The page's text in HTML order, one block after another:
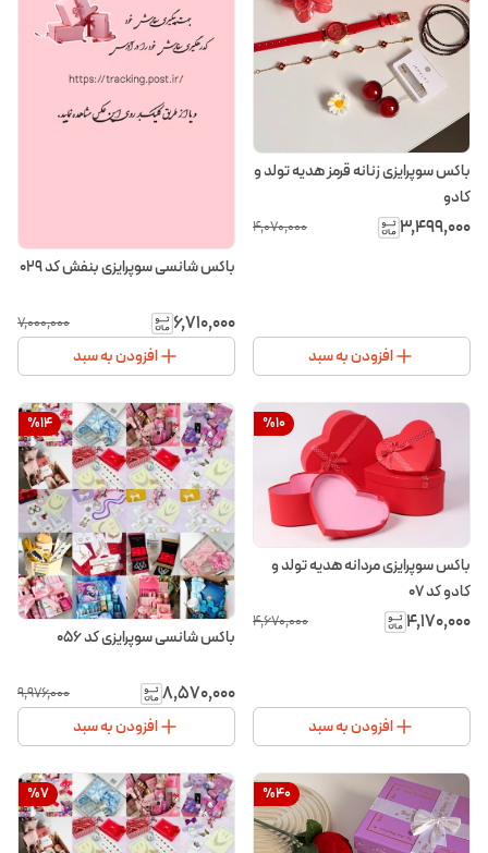
باکس سوپرایزی زنانه قرمز هدیه تولد و
کادو
۳٬۴۹۹٬۰۰۰ ۴٬۰۷۰٬۰۰۰
افزودن به سبد
باکس شانسی سوپرایزی بنفش کد ۰۲۹
۶٬۷۱۰٬۰۰۰ ۷٬۰۰۰٬۰۰۰
افزودن به سبد
%10
باکس سوپرایزی مردانه هدیه تولد و
کادو کد ۰۷
۴٬۱۷۰٬۰۰۰ ۴٬۶۷۰٬۰۰۰
افزودن به سبد
%14
باکس شانسی سوپرایزی کد ۰۵6
۸٬۵۷۰٬۰۰۰ ۹٬۹۷۶٬۰۰۰
افزودن به سبد
%40
%7